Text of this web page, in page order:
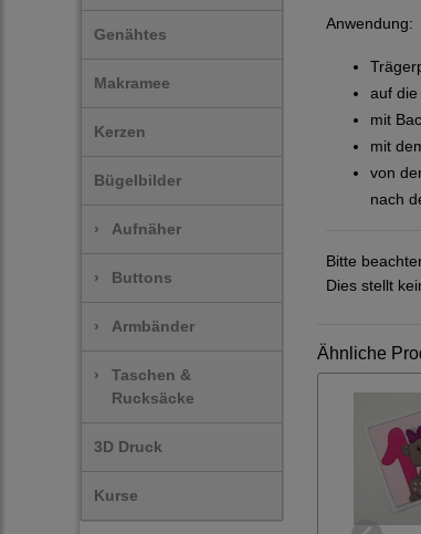
Genähtes
Makramee
Kerzen
Bügelbilder
› Aufnäher
› Buttons
› Armbänder
›
Taschen &
Rucksäcke
3D Druck
Kurse
Anwendung:
auf die
mit
mit
von
nach
Bitte
Dies stellt
Ähnliche